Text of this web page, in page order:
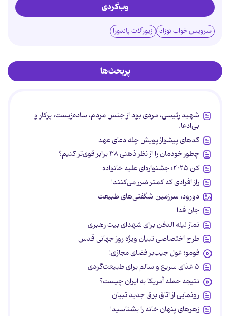
وب‌گردی
سرویس خواب نوزاد زیورآلات پاندورا
پربحث‌ها
شهید رئیسی، مردی بود از جنس مردم، ساده‌زیست، پرکار و
بی‌ادعا.
کدهای پیشواز پویش چله دعای عهد
چطور خودمان را از نظر ذهنی ۳۸ برابر قوی‌تر کنیم؟
کن ۲۰۲۵؛ جشنواره‌ای علیه خانواده
راز افرادی که کمتر ضرر می‌کنند!
دورود، سرزمین شگفتی‌های طبیعت
جان فدا
نماز لیله الدفن برای شهدای بیت رهبری
طرح اختصاصی تبیان ویژه روز جهانی قدس
فومو؛ غول جیب‌بر فضای مجازی!
۵ غذای سریع و سالم برای طبیعت‌گردی
نتیجه حمله آمریکا به ایران چیست؟
رونمایی از اتاق برق جدید تبیان
زهرهای پنهان خانه را بشناسید!